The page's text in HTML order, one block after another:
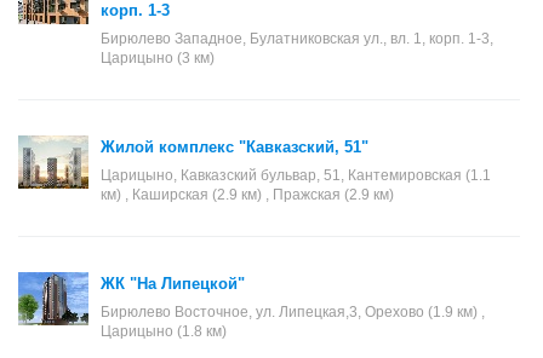
корп. 1-3
Бирюлево Западное, Булатниковская ул., вл. 1, корп. 1-3,
Царицыно (3 км)
Жилой комплекс "Кавказский, 51"
Царицыно, Кавказский бульвар, 51, Кантемировская (1.1
км) , Каширская (2.9 км) , Пражская (2.9 км)
ЖК "На Липецкой"
Бирюлево Восточное, ул. Липецкая,3, Орехово (1.9 км) ,
Царицыно (1.8 км)